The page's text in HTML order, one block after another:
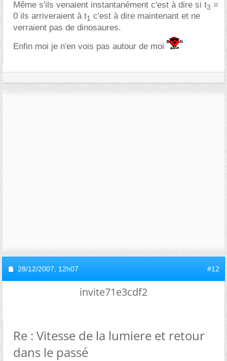
Même s'ils venaient instantanément c'est à dire si t3 =
0 ils arriveraient à t1 c'est à dire maintenant et ne
verraient pas de dinosaures.
Enfin moi je n'en vois pas autour de moi
28/12/2007, 12h07 #12
invite71e3cdf2
Re : Vitesse de la lumiere et retour
dans le passé